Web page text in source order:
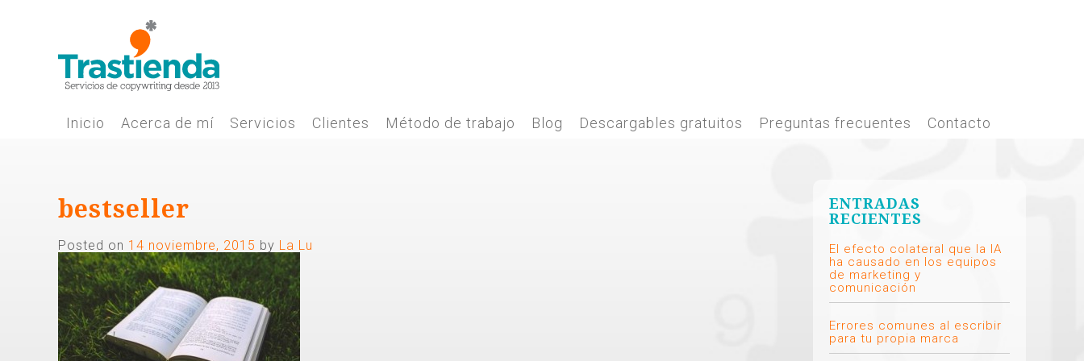
Inicio Acerca de mí Servicios Clientes Método de trabajo Blog Descargables gratuitos Preguntas frecuentes Contacto
bestseller
Posted on 14 noviembre, 2015 by La Lu
ENTRADAS
RECIENTES
El efecto colateral que la IA
ha causado en los equipos
de marketing y
comunicación
Errores comunes al escribir
para tu propia marca